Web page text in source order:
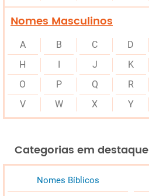
Nomes Masculinos
A B C D
H
J K
O
P Q R
V
W X Y
Categorias em destaque
Nomes Bíblicos